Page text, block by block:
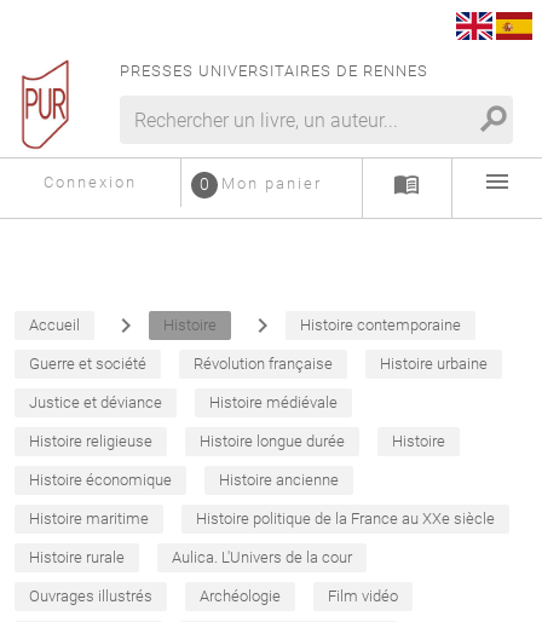
PRESSES UNIVERSITAIRES DE RENNES
search
Connexion Mon panier
0 menu_book menu
Accueil navigate_next Histoire navigate_next Histoire contemporaine
Guerre et société Révolution française Histoire urbaine
Justice et déviance Histoire médiévale
Histoire religieuse Histoire longue durée Histoire
Histoire économique Histoire ancienne
Histoire maritime Histoire politique de la France au XXe siècle
Histoire rurale Aulica. L'Univers de la cour
Ouvrages illustrés Archéologie Film vidéo